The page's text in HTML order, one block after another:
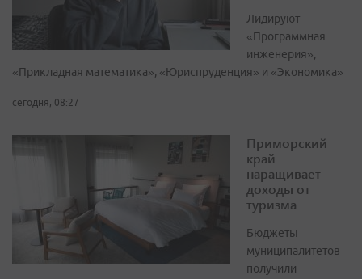
Лидируют
«Программная
инженерия»,
«Прикладная математика», «Юриспруденция» и «Экономика»
сегодня, 08:27
Приморский
край
наращивает
доходы от
туризма
Бюджеты
муниципалитетов
получили